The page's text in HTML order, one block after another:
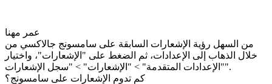
عمر مهنا
من السهل رؤية الإشعارات السابقة على سامسونج جالاكسي من
خلال الذهاب إلى الإعدادات، ثم الضغط على "الإشعارات"، واختيار
"الإعدادات المتقدمة" > "الإشعارات" > "سجل الإشعارات".
كم تدوم الإشعارات على سامسونج؟